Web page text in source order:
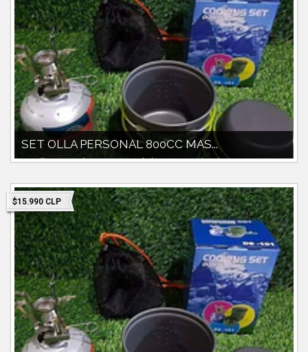
SET OLLA PERSONAL 800CC MAS...
Set olla personal 800cc material alumimio anodizado Mango
$15.990 CLP